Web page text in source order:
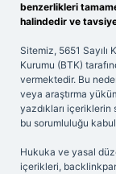
benzerlikleri
halindedir ve
Sitemiz, 5651
Kurumu (BTK)
vermektedir. Bu
veya araştırma
yazdıkları
bu sorumluluğu kabul
Hukuka ve yasal
içerikleri,